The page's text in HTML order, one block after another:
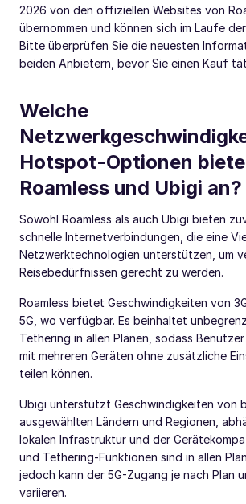
2026 von den offiziellen Websites von
übernommen und können sich im Laufe
Bitte überprüfen Sie die neuesten
beiden Anbietern, bevor Sie einen Kauf
Welche
Hotspot-Optionen
Roamless und Ubigi an?
Sowohl Roamless als auch Ubigi bieten
schnelle Internetverbindungen, die eine
Netzwerktechnologien unterstützen, um
Reisebedürfnissen gerecht zu werden.
Roamless bietet Geschwindigkeiten von
5G, wo verfügbar. Es beinhaltet
Tethering in allen Plänen, sodass
mit mehreren Geräten ohne zusätzliche
teilen können.
Ubigi unterstützt Geschwindigkeiten von
ausgewählten Ländern und Regionen,
lokalen Infrastruktur und der
und Tethering-Funktionen sind in allen
jedoch kann der 5G-Zugang je nach Plan
variieren.